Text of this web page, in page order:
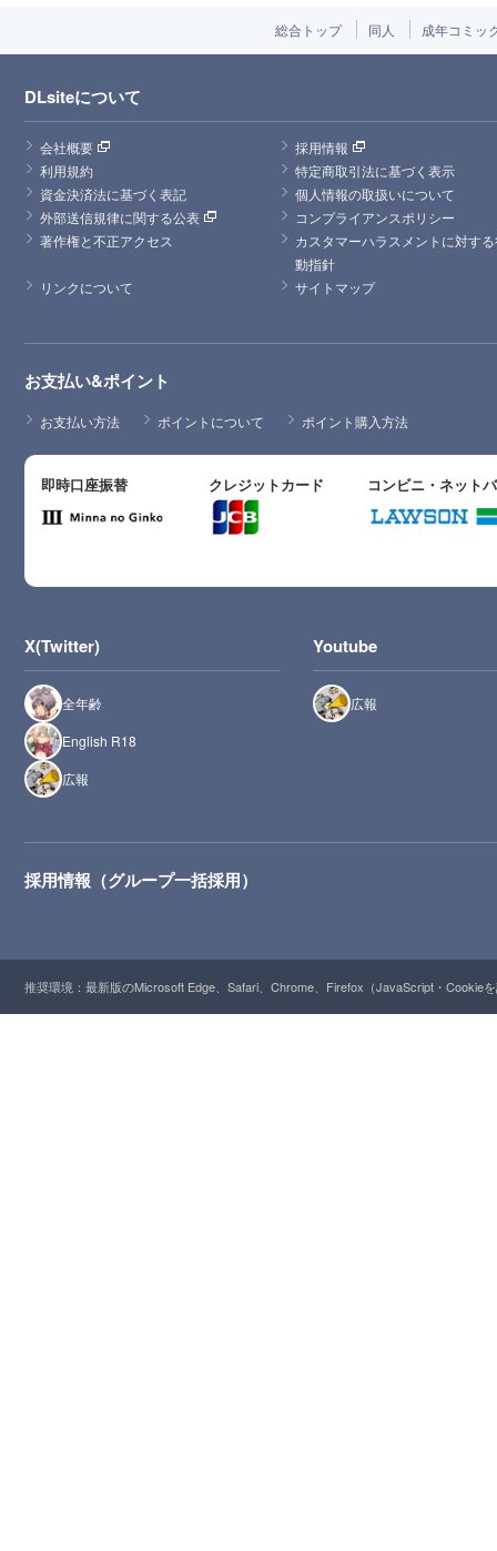
総合トップ 同人 成年コミッ
DLsiteについて
会社概要
採用情報
利用規約
特定商取引法に基づく表示
資金決済法に基づく表記
個人情報の取扱いについて
外部送信規律に関する公表
コンプライアンスポリシー
著作権と不正アクセス
カスタマーハラスメントに対す
動指針
リンクについて
サイトマップ
お支払い&ポイント
お支払い方法 ポイントについて ポイント購入方法
即時口座振替 クレジットカード コンビニ・ネット
X(Twitter)
全年齢
English R18
広報
Youtube
広報
採用情報（グループ一括採用）
推奨環境：最新版のMicrosoft Edge、Safari、Chrome、Firefox（JavaScript・Cookie